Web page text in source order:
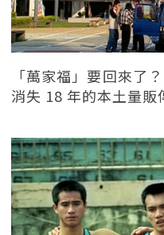
「萬家福」要回來了
消失 18 年的本土量販